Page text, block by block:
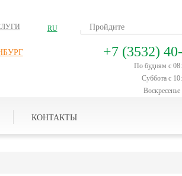
RU
+7 (3532)
По будням с
Суббота с
КОНТАКТЫ